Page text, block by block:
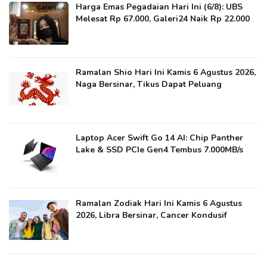
Harga Emas Pegadaian Hari Ini (6/8): UBS
Melesat Rp 67.000, Galeri24 Naik Rp 22.000
Ramalan Shio Hari Ini Kamis 6 Agustus 2026,
Naga Bersinar, Tikus Dapat Peluang
Laptop Acer Swift Go 14 AI: Chip Panther
Lake & SSD PCIe Gen4 Tembus 7.000MB/s
Ramalan Zodiak Hari Ini Kamis 6 Agustus
2026, Libra Bersinar, Cancer Kondusif